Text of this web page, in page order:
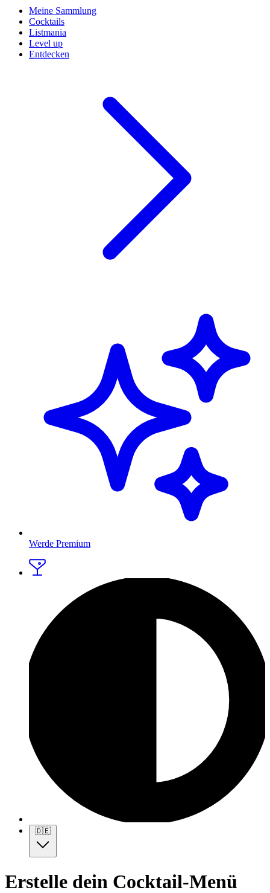
Meine Sammlung
Cocktails
Listmania
Level up
Entdecken
Werde Premium
🇩🇪
Erstelle dein Cocktail-Menü